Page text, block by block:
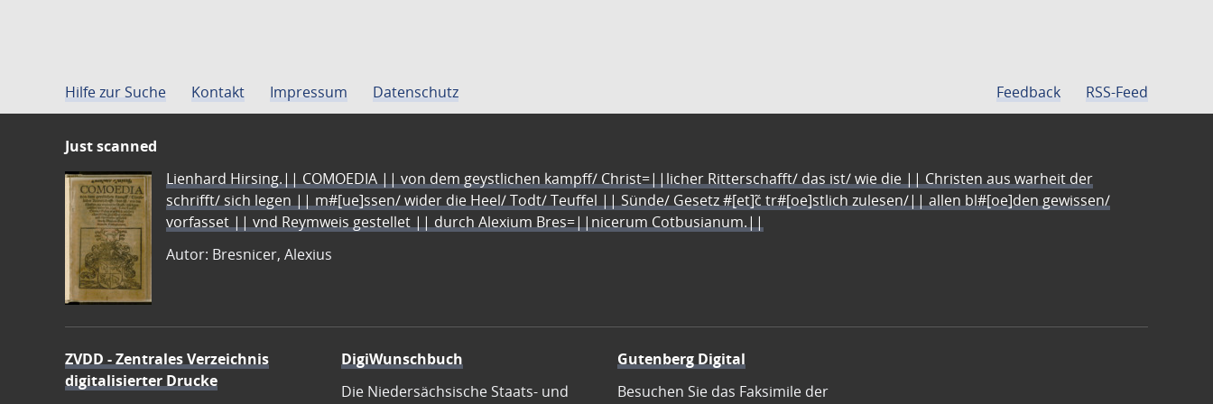
Hilfe zur Suche Kontakt Impressum Datenschutz Feedback RSS-Feed
Just scanned
Lienhard Hirsing.|| COMOEDIA || von dem geystlichen kampff/ Christ=||licher Ritterschafft/ das ist/ wie die || Christen aus warheit der
schrifft/ sich legen || m#[ue]ssen/ wider die Heel/ Todt/ Teuffel || Sünde/ Gesetz #[et]c̃ tr#[oe]stlich zulesen/|| allen bl#[oe]den gewissen/
vorfasset || vnd Reymweis gestellet || durch Alexium Bres=||nicerum Cotbusianum.||
Autor: Bresnicer, Alexius
ZVDD - Zentrales Verzeichnis
digitalisierter Drucke
DigiWunschbuch
Die Niedersächsische Staats- und
Gutenberg Digital
Besuchen Sie das Faksimile der